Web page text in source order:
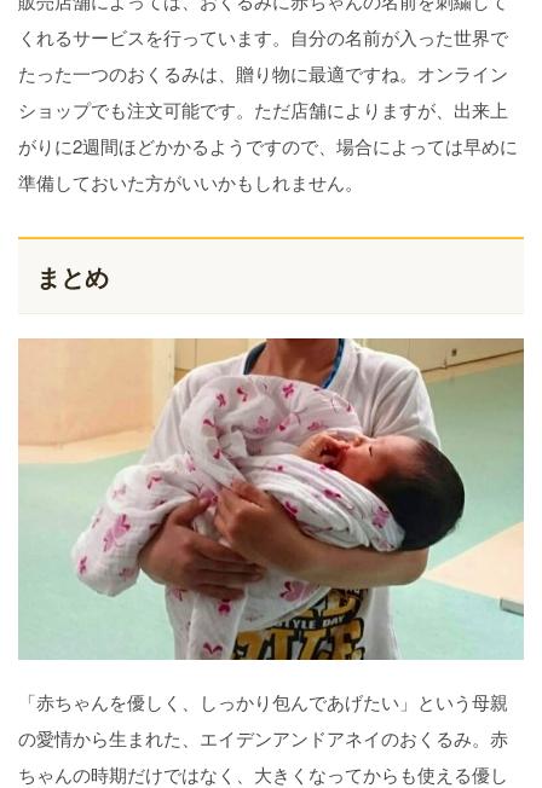
くれるサービスを行っています。自分の名前が入った世界で
たった一つのおくるみは、贈り物に最適ですね。オンライン
ショップでも注文可能です。ただ店舗によりますが、出来上
がりに2週間ほどかかるようですので、場合によっては早めに
準備しておいた方がいいかもしれません。
まとめ
「赤ちゃんを優しく、しっかり包んであげたい」という母親
の愛情から生まれた、エイデンアンドアネイのおくるみ。赤
ちゃんの時期だけではなく、大きくなってからも使える優し